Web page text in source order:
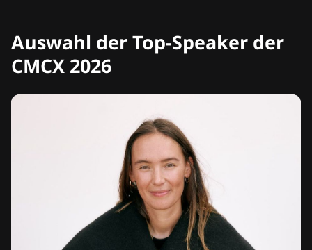
Auswahl der Top-Speaker der
CMCX 2026